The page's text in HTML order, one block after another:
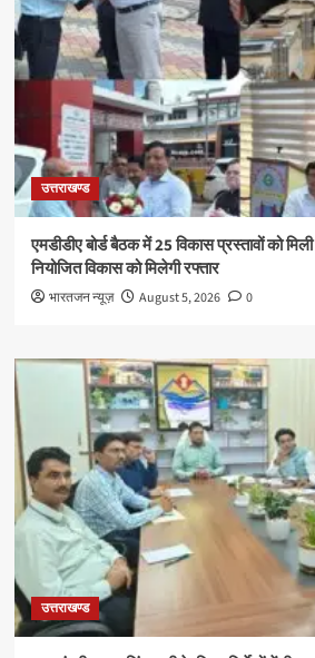
उत्तराखण्ड
एमडीडीए बोर्ड बैठक में 25 विकास प्रस्तावों को
नियोजित विकास को मिलेगी रफ्तार
भारतजन न्यूज़ August 5, 2026 0
उत्तराखण्ड